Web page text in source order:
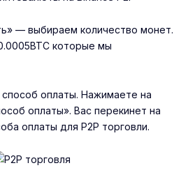
— выбираем количество монет.
которые мы
оплаты. Нажимаете на
оплаты». Вас перекинет на
оплаты для P2P торговли.